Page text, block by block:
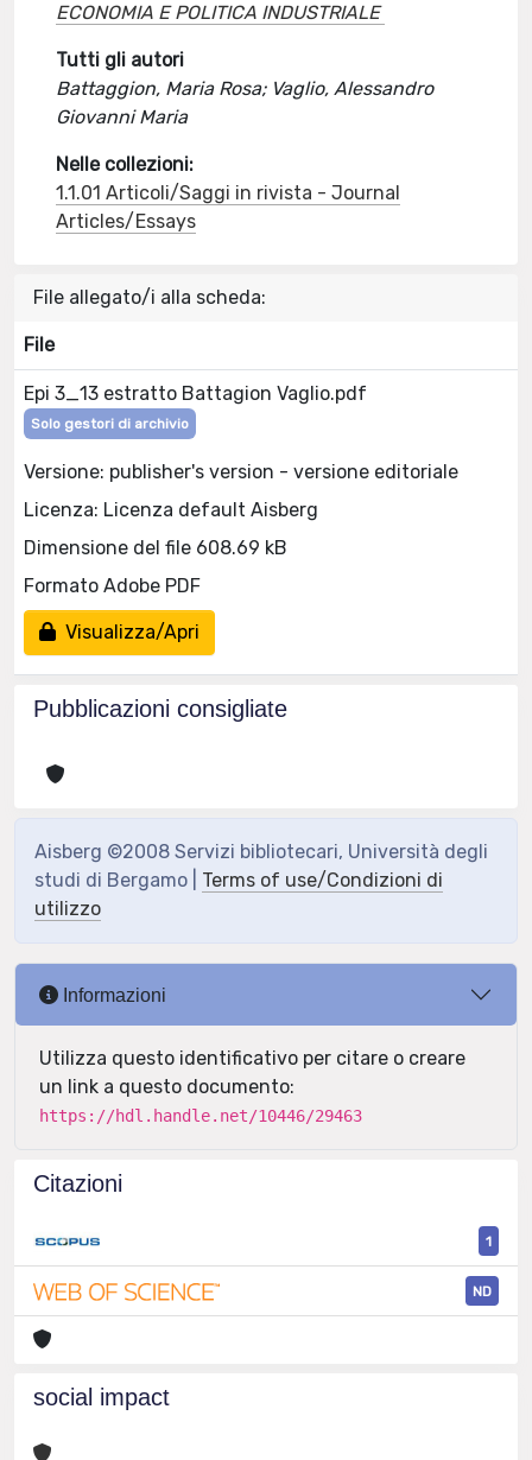
ECONOMIA E POLITICA INDUSTRIALE
Tutti gli autori
Battaggion, Maria Rosa; Vaglio, Alessandro
Giovanni Maria
Nelle collezioni:
1.1.01 Articoli/Saggi in rivista - Journal
Articles/Essays
File allegato/i alla scheda:
File
Epi 3_13 estratto Battagion Vaglio.pdf
Solo gestori di archivio
Versione: publisher's version - versione editoriale
Licenza: Licenza default Aisberg
Dimensione del file 608.69 kB
Formato Adobe PDF
Visualizza/Apri
Pubblicazioni consigliate
Aisberg ©2008 Servizi bibliotecari, Università degli
studi di Bergamo | Terms of use/Condizioni di
utilizzo
Informazioni
Utilizza questo identificativo per citare o creare
un link a questo documento:
https://hdl.handle.net/10446/29463
Citazioni
1
ND
social impact